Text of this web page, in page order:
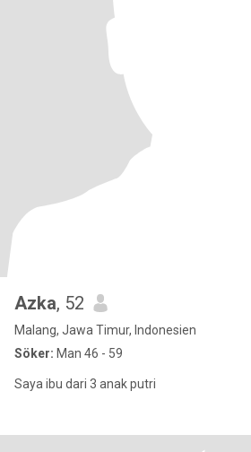
Azka, 52
Malang, Jawa Timur, Indonesien
Söker: Man 46 - 59
Saya ibu dari 3 anak putri